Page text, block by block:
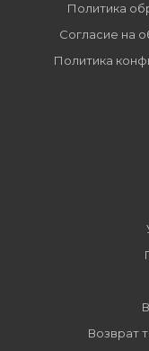
Политика
Согласие на
Политика
Возврат